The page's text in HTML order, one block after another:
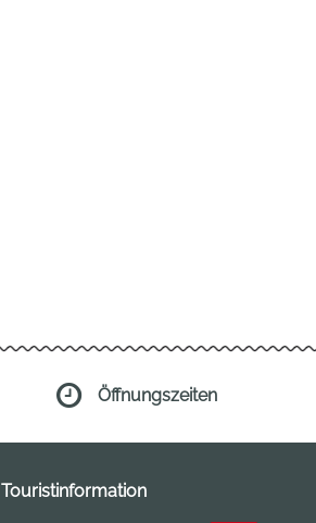
Öffnungszeiten
Touristinformation